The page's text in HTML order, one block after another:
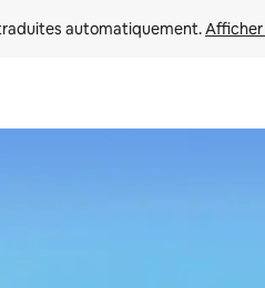
automatiquement. Afficher